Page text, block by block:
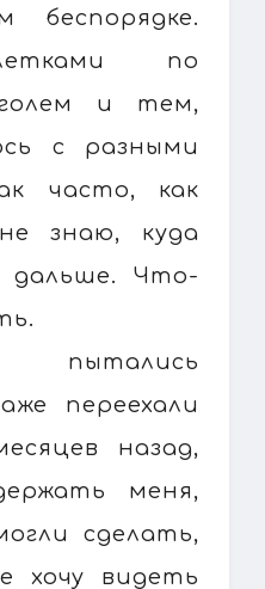
по
и тем,
с разными
часто, как
знаю, куда
дальше. Что-
пытались
переехали
назад,
меня,
сделать,
хочу видеть